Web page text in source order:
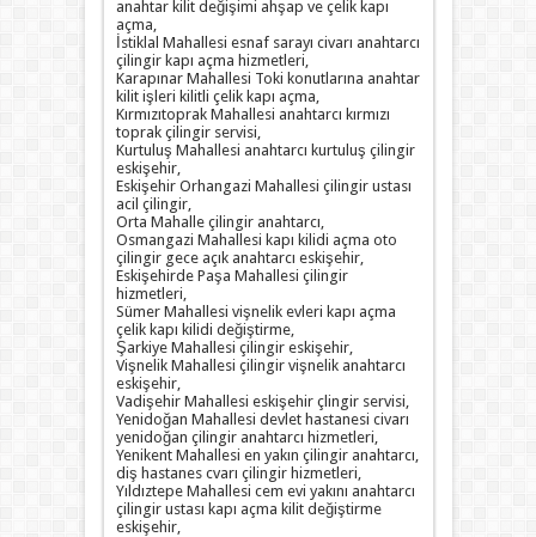
anahtar kilit değişimi ahşap ve çelik kapı
açma,
İstiklal Mahallesi esnaf sarayı civarı anahtarcı
çilingir kapı açma hizmetleri,
Karapınar Mahallesi Toki konutlarına anahtar
kilit işleri kilitli çelik kapı açma,
Kırmızıtoprak Mahallesi anahtarcı kırmızı
toprak çilingir servisi,
Kurtuluş Mahallesi anahtarcı kurtuluş çilingir
eskişehir,
Eskişehir Orhangazi Mahallesi çilingir ustası
acil çilingir,
Orta Mahalle çilingir anahtarcı,
Osmangazi Mahallesi kapı kilidi açma oto
çilingir gece açık anahtarcı eskişehir,
Eskişehirde Paşa Mahallesi çilingir
hizmetleri,
Sümer Mahallesi vişnelik evleri kapı açma
çelik kapı kilidi değiştirme,
Şarkiye Mahallesi çilingir eskişehir,
Vişnelik Mahallesi çilingir vişnelik anahtarcı
eskişehir,
Vadişehir Mahallesi eskişehir çlingir servisi,
Yenidoğan Mahallesi devlet hastanesi civarı
yenidoğan çilingir anahtarcı hizmetleri,
Yenikent Mahallesi en yakın çilingir anahtarcı,
diş hastanes cvarı çilingir hizmetleri,
Yıldıztepe Mahallesi cem evi yakını anahtarcı
çilingir ustası kapı açma kilit değiştirme
eskişehir,